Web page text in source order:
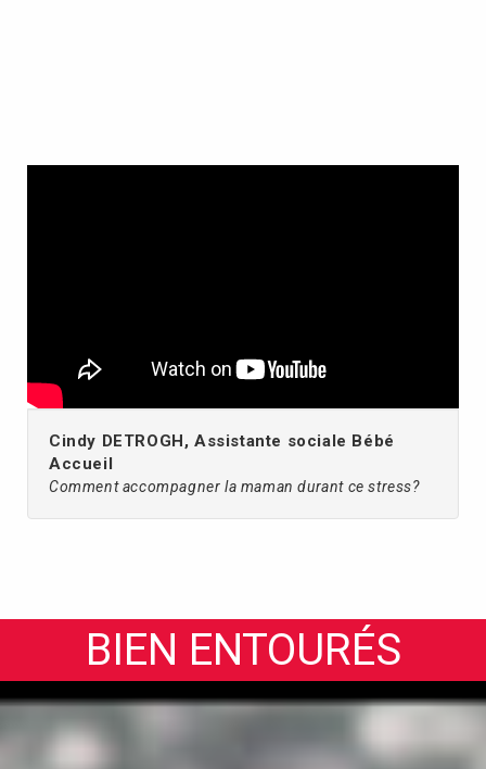
Cindy DETROGH, Assistante sociale Bébé
Accueil
Comment accompagner la maman durant ce stress?
BIEN ENTOURÉS